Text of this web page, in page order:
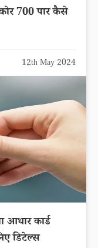
700 पार कैसे
12th May 2024
कार्ड
डिटेल्स